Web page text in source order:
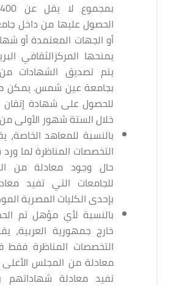
الحصول عليها من داخل
أو الجهات المعتمدة أو
يمنحها المركزالثقافي
يتم تصديق الشهادات
بجامعة عين شمس. يمكن
للحصول على شهادة إتقان
خلال الستة شهور الأولى
بالنسبة للمعاهد الخاصة،
التخصصات المناظرة لما
حال وجود معادلة من
للجامعات التي تفيد
بإحدى الكليات المصرية
بالنسبة لأي مؤهل تم
خارج جمهورية العربية،
التخصصات المناظرة
معادلة من المجلس الأعلى
تفيد معادلة شهاداتهم